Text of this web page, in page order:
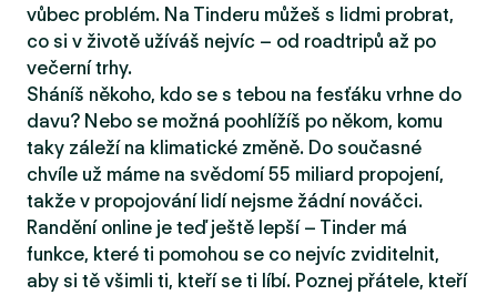
vůbec problém. Na Tinderu můžeš s lidmi probrat,
co si v životě užíváš nejvíc – od roadtripů až po
večerní trhy.
Sháníš někoho, kdo se s tebou na fesťáku vrhne do
davu? Nebo se možná poohlížíš po někom, komu
taky záleží na klimatické změně. Do současné
chvíle už máme na svědomí 55 miliard propojení,
takže v propojování lidí nejsme žádní nováčci.
Randění online je teď ještě lepší – Tinder má
funkce, které ti pomohou se co nejvíc zviditelnit,
aby si tě všimli ti, kteří se ti líbí. Poznej přátele, kteří